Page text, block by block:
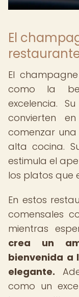
El
El
como la
excelencia.
convierten
comenzar
alta cocina.
estimula el
los platos que
En estos
comensales
mientras
crea un
bienvenida a
elegante.
como un